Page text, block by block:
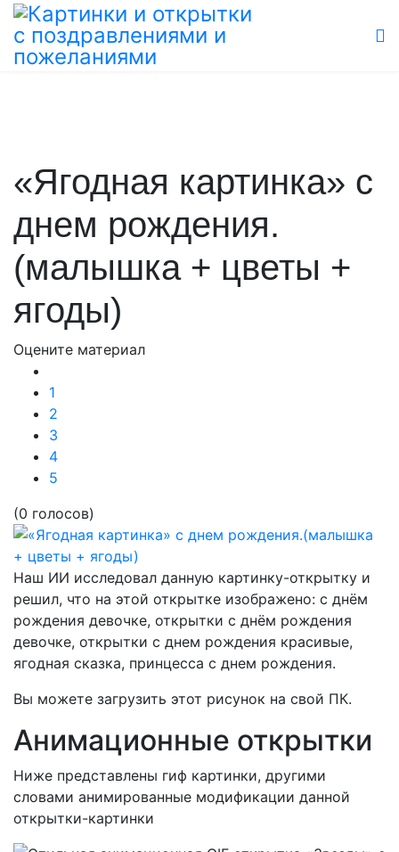
«Ягодная картинка» с
днем рождения.
(малышка + цветы +
ягоды)
Оцените материал
1
2
3
4
5
(0 голосов)
Наш ИИ исследовал данную картинку-открытку и
решил, что на этой открытке изображено: с днём
рождения девочке, открытки с днём рождения
девочке, открытки с днем рождения красивые,
ягодная сказка, принцесса с днем рождения.
Вы можете загрузить этот рисунок на свой ПК.
Анимационные открытки
Ниже представлены гиф картинки, другими
словами анимированные модификации данной
открытки-картинки